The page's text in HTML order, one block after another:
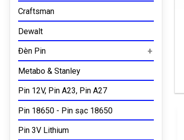
Craftsman
Dewalt
Đèn Pin
Metabo & Stanley
Pin 12V, Pin A23, Pin A27
Pin 18650 - Pin sạc 18650
Pin 3V Lithium